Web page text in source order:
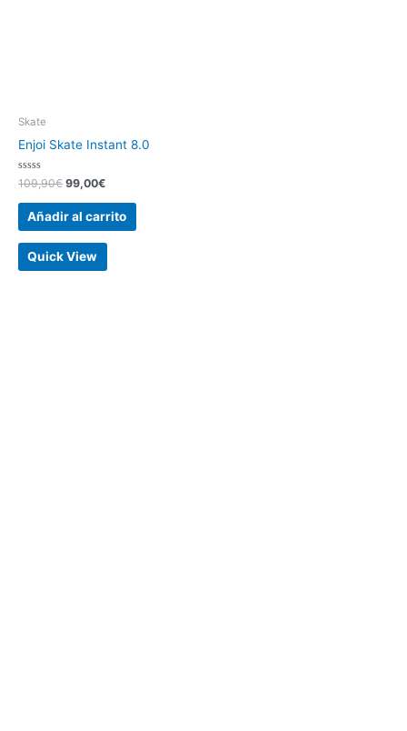
Skate
Enjoi Skate Instant 8.0
Valorado
con
0
109,90€ 99,00€
Añadir al carrito
Quick View